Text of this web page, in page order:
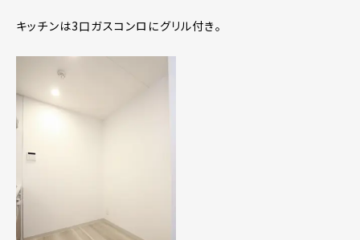
キッチンは3口ガスコンロにグリル付き。